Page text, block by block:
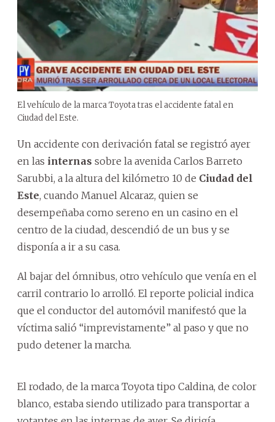
El vehículo de la marca Toyota tras el accidente fatal en
Ciudad del Este.
Un accidente con derivación fatal se registró ayer
en las internas sobre la avenida Carlos Barreto
Sarubbi, a la altura del kilómetro 10 de Ciudad del
Este, cuando Manuel Alcaraz, quien se
desempeñaba como sereno en un casino en el
centro de la ciudad, descendió de un bus y se
disponía a ir a su casa.
Al bajar del ómnibus, otro vehículo que venía en el
carril contrario lo arrolló. El reporte policial indica
que el conductor del automóvil manifestó que la
víctima salió “imprevistamente” al paso y que no
pudo detener la marcha.
El rodado, de la marca Toyota tipo Caldina, de color
blanco, estaba siendo utilizado para transportar a